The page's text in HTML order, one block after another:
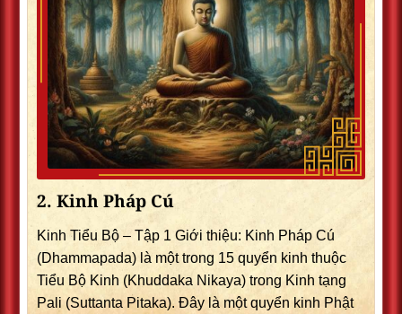
2. Kinh Pháp Cú
Kinh Tiểu Bộ – Tập 1 Giới thiệu: Kinh Pháp Cú
(Dhammapada) là một trong 15 quyển kinh thuộc
Tiểu Bộ Kinh (Khuddaka Nikaya) trong Kinh tạng
Pali (Suttanta Pitaka). Ðây là một quyển kinh Phật